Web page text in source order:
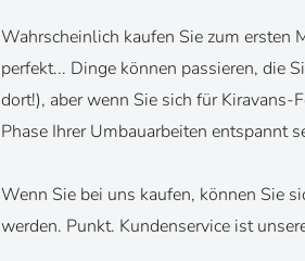
Wahrscheinlich kaufen Sie zum ersten
perfekt... Dinge können passieren, die
dort!), aber wenn Sie sich für
Phase Ihrer Umbauarbeiten entspannt
Wenn Sie bei uns kaufen, können Sie
werden. Punkt. Kundenservice ist